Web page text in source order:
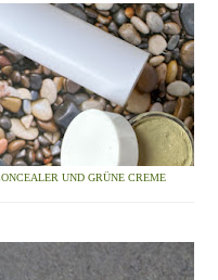
UND GRÜNE CREME